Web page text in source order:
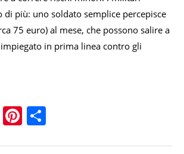
di più: uno soldato semplice percepisce
75 euro) al mese, che possono salire a
in prima linea contro gli
EmailPinterest